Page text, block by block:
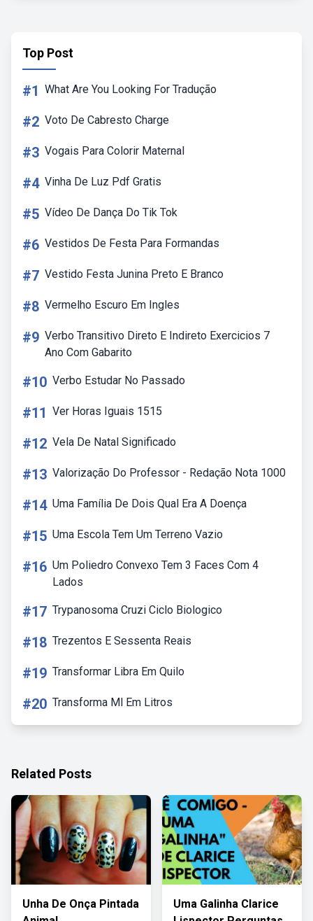
Top Post
#1 What Are You Looking For Tradução
#2 Voto De Cabresto Charge
#3 Vogais Para Colorir Maternal
#4 Vinha De Luz Pdf Gratis
#5 Vídeo De Dança Do Tik Tok
#6 Vestidos De Festa Para Formandas
#7 Vestido Festa Junina Preto E Branco
#8 Vermelho Escuro Em Ingles
#9 Verbo Transitivo Direto E Indireto Exercicios 7
Ano Com Gabarito
#10 Verbo Estudar No Passado
#11 Ver Horas Iguais 1515
#12 Vela De Natal Significado
#13 Valorização Do Professor - Redação Nota 1000
#14 Uma Família De Dois Qual Era A Doença
#15 Uma Escola Tem Um Terreno Vazio
#16 Um Poliedro Convexo Tem 3 Faces Com 4
Lados
#17 Trypanosoma Cruzi Ciclo Biologico
#18 Trezentos E Sessenta Reais
#19 Transformar Libra Em Quilo
#20 Transforma Ml Em Litros
Related Posts
Unha De Onça Pintada
Uma Galinha Clarice